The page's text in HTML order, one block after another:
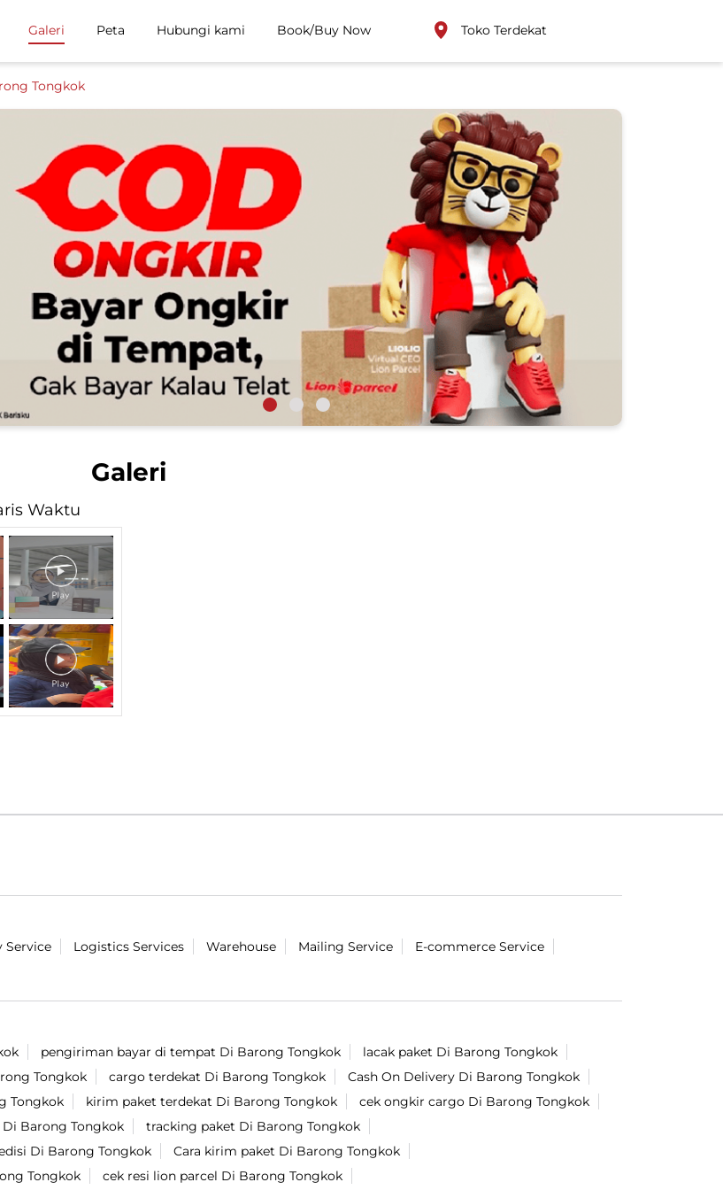
Galeri Peta Hubungi kami Book/Buy Now Toko Terdekat
Tongkok
Galeri
Waktu
Service Logistics Services Warehouse Mailing Service
E-commerce Service
pengiriman bayar di tempat Di Barong Tongkok
lacak paket Di Barong Tongkok
Tongkok cargo terdekat Di Barong Tongkok
Cash On Delivery Di Barong Tongkok
Tongkok kirim paket terdekat Di Barong Tongkok
cek ongkir cargo Di Barong Tongkok
Barong Tongkok
tracking paket Di Barong Tongkok
Di Barong Tongkok
Cara kirim paket Di Barong Tongkok
Tongkok cek resi lion parcel Di Barong Tongkok